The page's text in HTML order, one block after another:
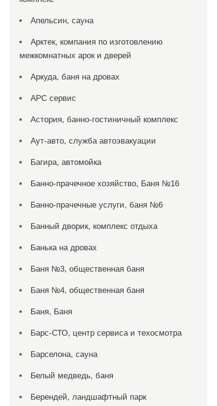
Апельсин, сауна
Арктек, компания по изготовлению
межкомнатных арок и дверей
Аркуда, баня на дровах
АРС сервис
Астория, банно-гостиничный комплекс
Аут-авто, служба автоэвакуации
Багира, автомойка
Банно-прачечное хозяйство, Баня №16
Банно-прачечные услуги, баня №6
Банный дворик, комплекс отдыха
Банька на дровах
Баня №3, общественная баня
Баня №4, общественная баня
Баня, Баня
Барс-СТО, центр сервиса и техосмотра
Барселона, сауна
Белый медведь, баня
Берендей, ландшафтный парк